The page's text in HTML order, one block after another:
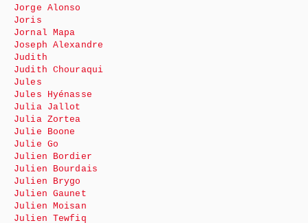
Jorge Alonso
Joris
Jornal Mapa
Joseph Alexandre
Judith
Judith Chouraqui
Jules
Jules Hyénasse
Julia Jallot
Julia Zortea
Julie Boone
Julie Go
Julien Bordier
Julien Bourdais
Julien Brygo
Julien Gaunet
Julien Moisan
Julien Tewfiq